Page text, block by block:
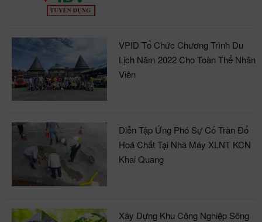
VPID Tổ Chức Chương Trình Du
Lịch Năm 2022 Cho Toàn Thể Nhân
Viên
Diễn Tập Ứng Phó Sự Cố Tràn Đổ
Hoá Chất Tại Nhà Máy XLNT KCN
Khai Quang
Xây Dựng Khu Công Nghiệp Sông